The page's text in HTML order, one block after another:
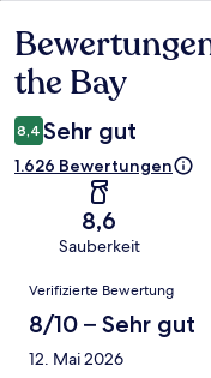
Bewertungen
the Bay
8,4 Sehr gut
1.626 Bewertungen
8,6
Sauberkeit
Bewertungen
Verifizierte Bewertung
8/10 – Sehr gut
12. Mai 2026